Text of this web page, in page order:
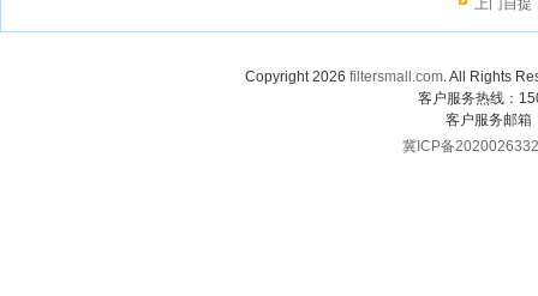
上门自提
Copyright 2026 filtersmall.com. All Rights
客户服务热线：
客户服务邮箱
冀ICP备